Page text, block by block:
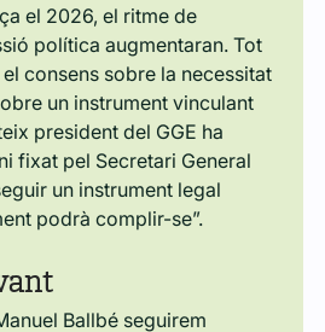
el 2026, el ritme de
política augmentaran. Tot
consens sobre la necessitat
un instrument vinculant
president del GGE ha
fixat pel Secretari General
un instrument legal
podrà complir-se”.
Ballbé seguirem